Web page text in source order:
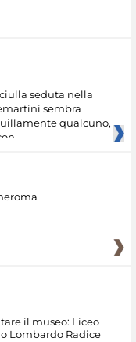
seduta nella
sembra
qualcuno,
il museo: Liceo
Lombardo Radice